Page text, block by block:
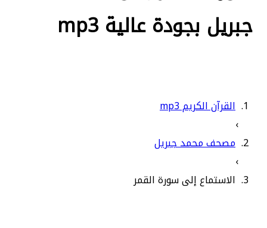
جبريل بجودة عالية mp3
القرآن الكريم mp3
›
مصحف محمد جبريل
›
الاستماع إلى سورة القمر